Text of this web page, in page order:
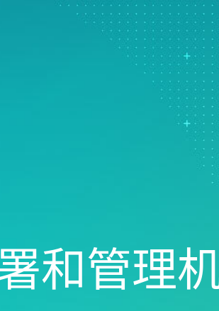
统计学和预测
统计数据科学
件
业务分析和智
统计过程控制
质量分析
Live Analytics
可靠性和寿命
离散事件模拟
和管理